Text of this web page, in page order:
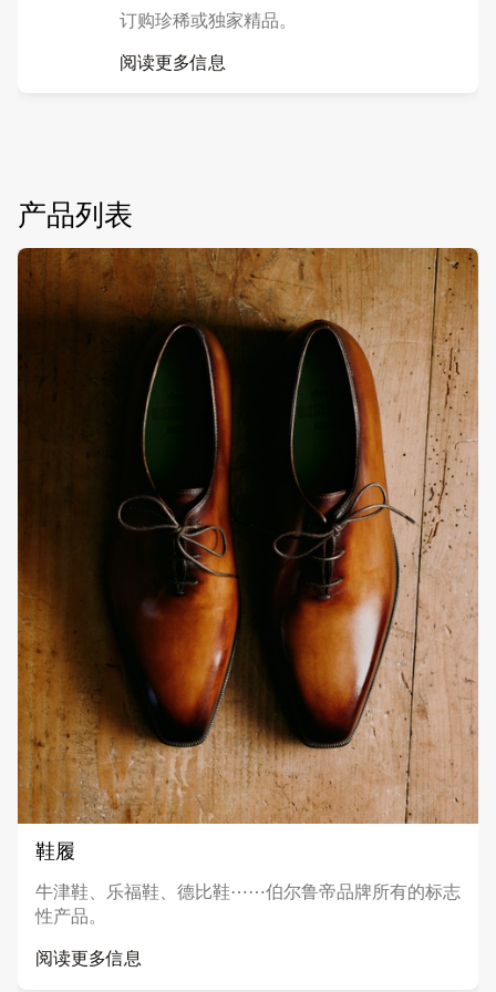
订购珍稀或独家精品。
阅读更多信息
产品列表
鞋履
牛津鞋、乐福鞋、德比鞋⋯⋯伯尔鲁帝品牌所有的标志
性产品。
阅读更多信息